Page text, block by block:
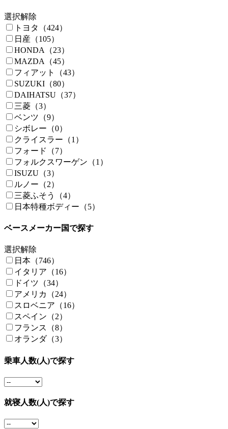
選択解除
トヨタ（424）
日産（105）
HONDA（23）
MAZDA（45）
フィアット（43）
SUZUKI（80）
DAIHATSU（37）
三菱（3）
ベンツ（9）
シボレー（0）
クライスラー（1）
フォード（7）
フォルクスワーゲン（1）
ISUZU（3）
ルノー（2）
三菱ふそう（4）
日本特種ボディー（5）
ベースメーカー国で探す
選択解除
日本（746）
イタリア（16）
ドイツ（34）
アメリカ（24）
スロベニア（16）
スペイン（2）
フランス（8）
オランダ（3）
乗車人数(人)で探す
就寝人数(人)で探す